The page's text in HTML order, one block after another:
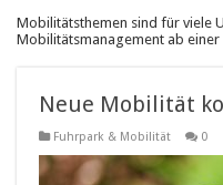
Mobilitätsthemen sind für viele
Mobilitätsmanagement ab
Neue Mobilität
Fuhrpark & Mobilität 0